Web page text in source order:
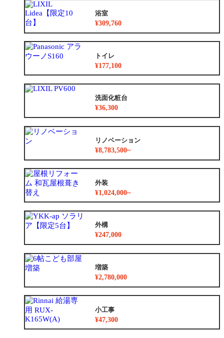
浴室
¥309,760
トイレ
¥177,100
洗面化粧台
¥36,300
リノベーション
¥8,783,500~
外装
¥1,024,000~
外構
¥247,000
増築
¥2,780,000
小工事
¥47,300